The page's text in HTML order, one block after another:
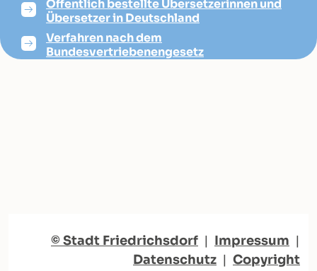
Öffentlich bestellte Übersetzerinnen und
Übersetzer in Deutschland
Verfahren nach dem
Bundesvertriebenengesetz
© Stadt Friedrichsdorf | Impressum |
Datenschutz | Copyright